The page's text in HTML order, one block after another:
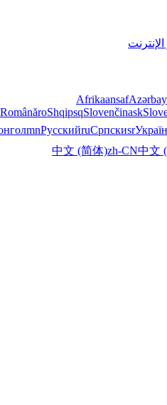
csDanskdaDeutschdeEestiet
paଓଡ଼ିଆorதமிழ்taతెలుగుteಕನ್ನಡkn